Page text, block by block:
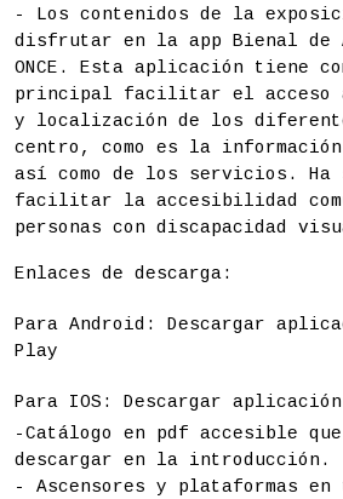
- Los contenidos de la
disfrutar en la app Bienal de
ONCE. Esta aplicación tiene
principal facilitar el acceso
y localización de los
centro, como es la
así como de los servicios. Ha
facilitar la accesibilidad
personas con discapacidad
Enlaces de descarga:
Para Android: Descargar
Play
Para IOS: Descargar
-Catálogo en pdf accesible que
descargar en la introducción.
- Ascensores y plataformas en